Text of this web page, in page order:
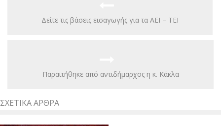
Δείτε τις βάσεις εισαγωγής για τα ΑΕΙ – ΤΕΙ
Παραιτήθηκε από αντιδήμαρχος η κ. Κάκλα
ΣΧΕΤΙΚΆ ΆΡΘΡΑ